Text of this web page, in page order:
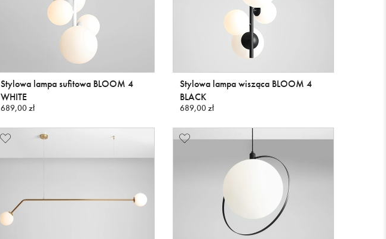
Stylowa lampa sufitowa BLOOM 4
WHITE
689,00 zł
Stylowa lampa wisząca BLOOM 4
BLACK
689,00 zł